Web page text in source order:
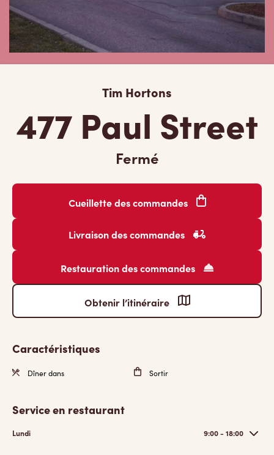
Tim Hortons
477 Paul Street
Fermé
Cueillette des commandes
Livraison des commandes
Restauration des commandes
Obtenir l’itinéraire
Caractéristiques
Dîner dans Sortir
Service en restaurant
Lundi 9:00 - 18:00